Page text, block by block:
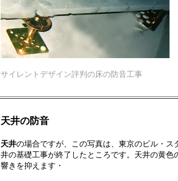
サイレントデザイン評判の床の防音工事
天井の防音
天井の場合ですが、この写真は、東京のビル・
井の基礎工事が終了したところです。天井の黄
響きを抑えます・